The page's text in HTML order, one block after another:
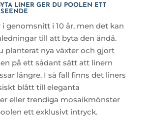
LINER GER DU POOLEN ETT
i genomsnitt i 10 år, men det kan
till att byta den ändå.
planterat nya växter och gjort
på ett sådant sätt att linern
längre. I så fall finns det liners
blått till eleganta
eller trendiga mosaikmönster
ett exklusivt intryck.